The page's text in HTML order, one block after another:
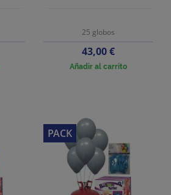
25 globos
Precio
43,00 €
Añadir al carrito
PACK